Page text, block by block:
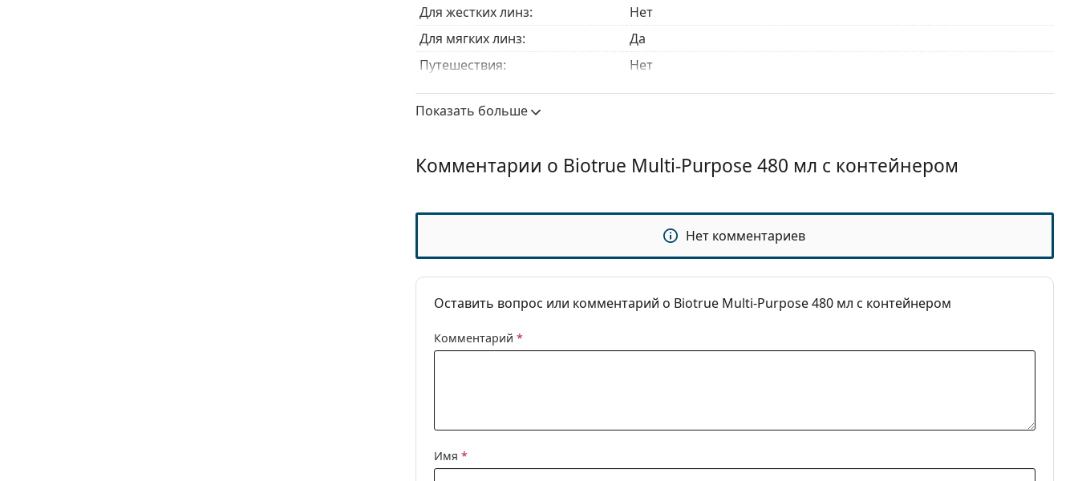
Для жестких линз:
Нет
Для мягких линз:
Да
Путешествия:
Нет
Срок годности:
Не менее 12 месяцев
Срок годности после вскрытия:
Контейнеров в упаковке:
1
Аксессуары
Объем контейнера:
2 x 4.2 ml
Показать больше
Комментарии о Biotrue Multi-Purpose 480 мл с контейнером
Нет комментариев
Оставить вопрос или комментарий о Biotrue Multi-Purpose 480 мл с контейнером
Комментарий *
Имя *